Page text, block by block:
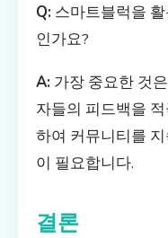
Q: 스마트블럭을
인가요?
A: 가장 중요한 것
자들의 피드백을
하여 커뮤니티를
이 필요합니다.
결론